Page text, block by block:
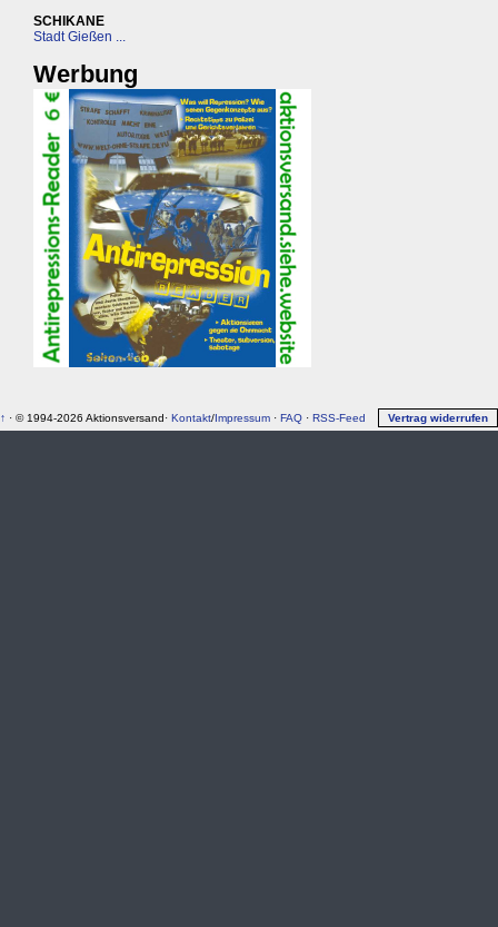
SCHIKANE
Stadt Gießen ...
Werbung
↑ · © 1994-2026 Aktionsversand· Kontakt/ Impressum · FAQ · RSS-Feed Vertrag widerrufen